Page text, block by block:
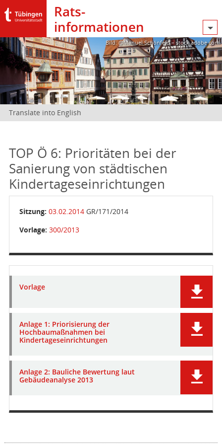
Rats­
informationen
Bild: @Manuel Schönfeld – stock.adobe.com
Translate into English
TOP Ö 6: Prioritäten bei der
Sanierung von städtischen
Kindertageseinrichtungen
Sitzung: 03.02.2014GR/171/2014
Vorlage: 300/2013
Vorlage
Anlage 1: Priorisierung der
Hochbaumaßnahmen bei
Kindertageseinrichtungen
Anlage 2: Bauliche Bewertung laut
Gebäudeanalyse 2013